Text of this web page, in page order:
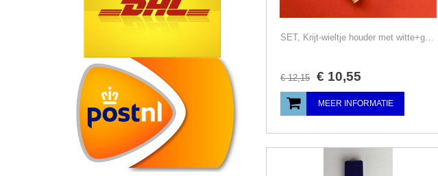
SET, Krijt-wieltje houder met witte+gele vulling, aanbieding
€ 12,15 € 10,55
MEER INFORMATIE